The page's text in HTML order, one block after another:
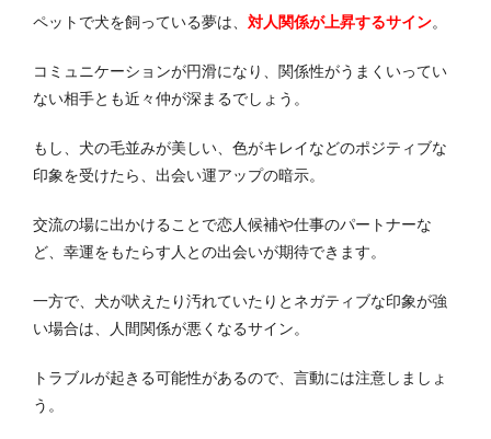
ペットで犬を飼っている夢は、 対人関係が上昇するサイン。
コミュニケーションが円滑になり、関係性がうまくいってい
ない相手とも近々仲が深まるでしょう。
もし、犬の毛並みが美しい、色がキレイなどのポジティブな
印象を受けたら、出会い運アップの暗示。
交流の場に出かけることで恋人候補や仕事のパートナーな
ど、幸運をもたらす人との出会いが期待できます。
一方で、犬が吠えたり汚れていたりとネガティブな印象が強
い場合は、人間関係が悪くなるサイン。
トラブルが起きる可能性があるので、言動には注意しましょ
う。